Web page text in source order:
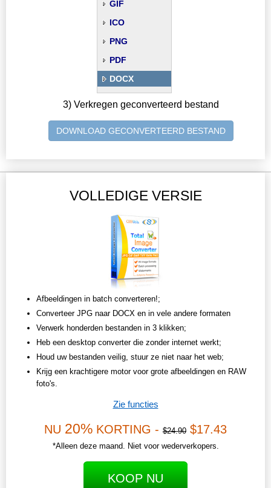
GIF
ICO
PNG
PDF
DOCX
3) Verkregen geconverteerd bestand
DOWNLOAD GECONVERTEERD BESTAND
VOLLEDIGE VERSIE
Afbeeldingen in batch converteren!;
Converteer JPG naar DOCX en in vele andere formaten
Verwerk honderden bestanden in 3 klikken;
Heb een desktop converter die zonder internet werkt;
Houd uw bestanden veilig, stuur ze niet naar het web;
Krijg een krachtigere motor voor grote afbeeldingen en RAW
foto's.
Zie functies
NU 20% KORTING - $24.90 $17.43
*Alleen deze maand. Niet voor wederverkopers.
KOOP NU